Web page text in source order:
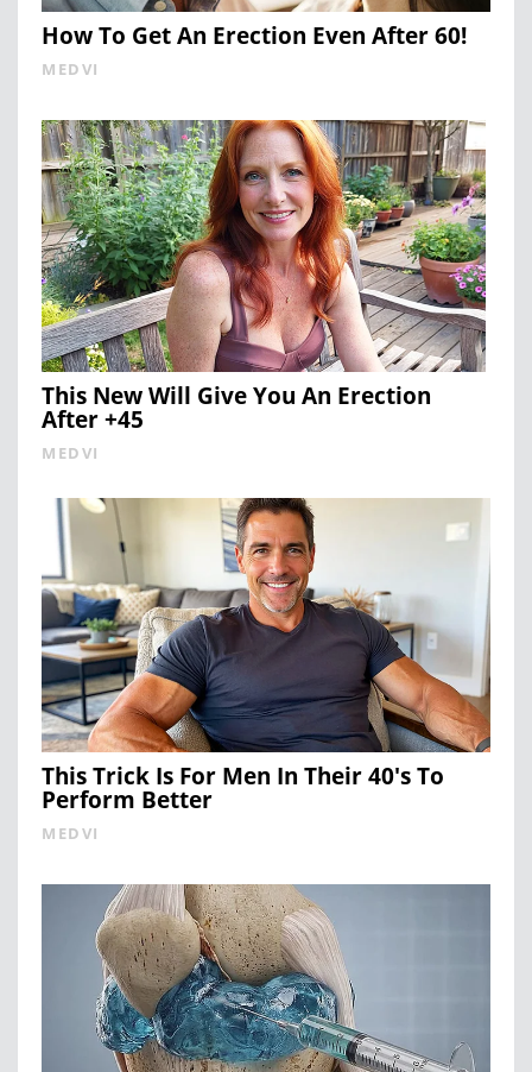
How To Get An Erection Even After 60!
MEDVI
This New Will Give You An Erection
After +45
MEDVI
This Trick Is For Men In Their 40's To
Perform Better
MEDVI